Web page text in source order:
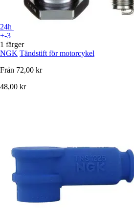
24h
+-3
1 färger
NGK Tändstift för motorcykel
Från 72,00 kr
48,00 kr